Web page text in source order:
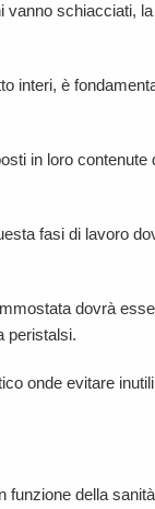
vanno schiacciati,
interi, è
in loro contenute
fasi di lavoro
dovrà
peristalsi.
onde evitare
della